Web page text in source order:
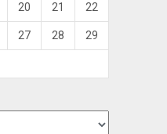
20 21 22
27 28 29